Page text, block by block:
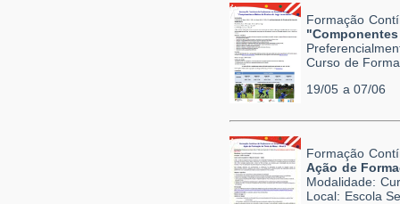
Formação
Curso de
19/05 a 07/06
Formação
Ação de
Modalidade:
Local: Escola